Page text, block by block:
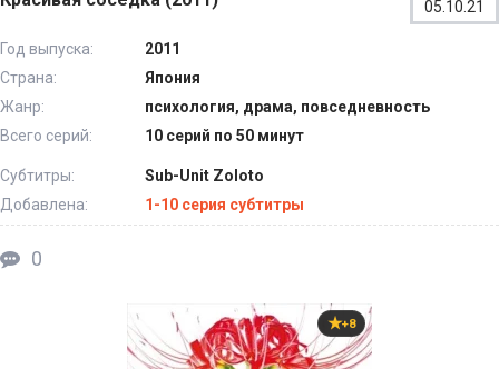
05.10.21
Год выпуска:
2011
Страна:
Япония
Жанр:
психология, драма, повседневность
Всего серий:
10 серий по 50 минут
Субтитры:
Sub-Unit Zoloto
Добавлена:
1-10 серия субтитры
0
+8